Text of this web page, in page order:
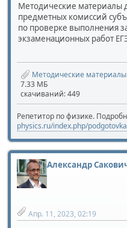
Методические материалы
предметных комиссий
по проверке выполнения
экзаменационных работ
Методические
7.33 МБ
скачиваний: 449
Репетитор по физике.
physics.ru/index.php/
Александр
Апр. 11, 2023, 02:19